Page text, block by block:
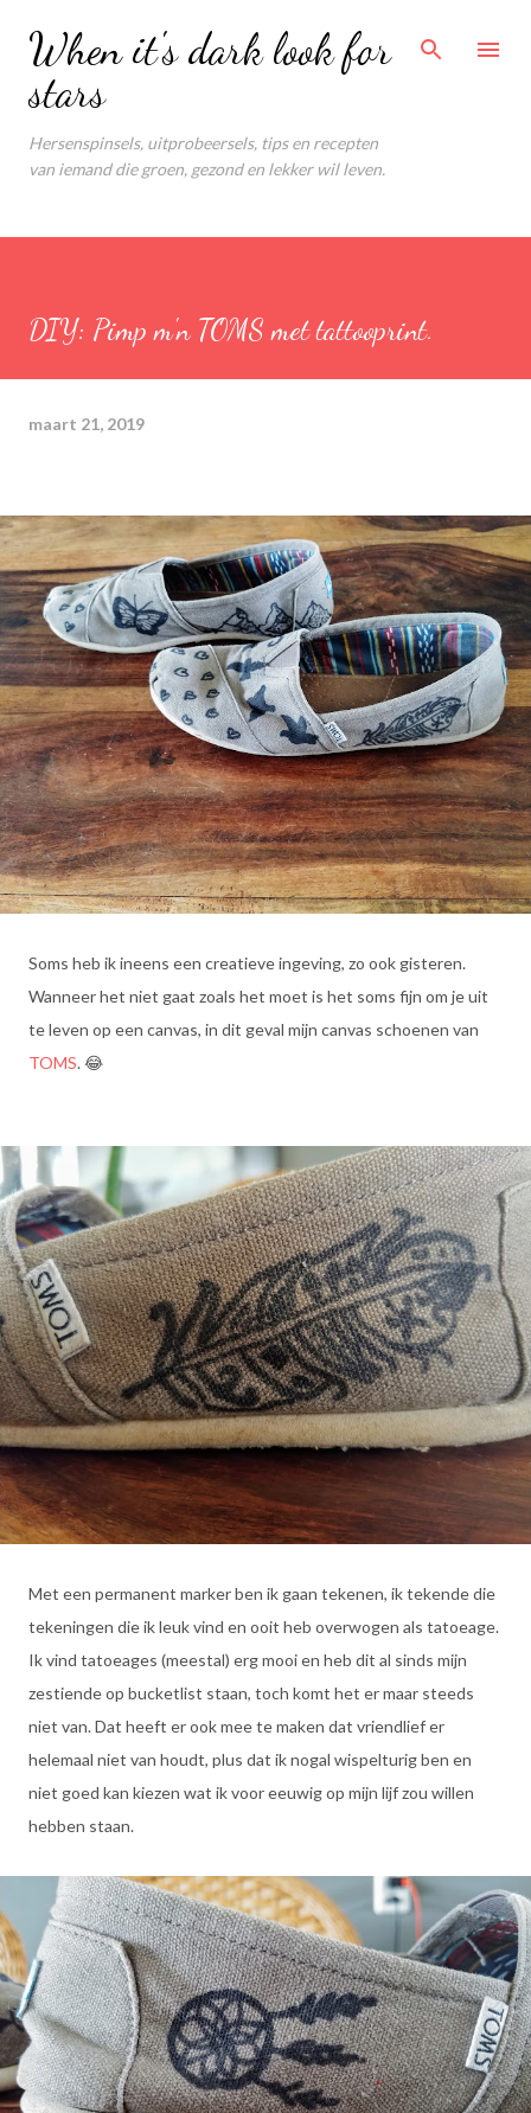
Doorgaan naar hoofdcontent
When it's dark look for
stars
Hersenspinsels, uitprobeersels, tips en recepten
van iemand die groen, gezond en lekker wil leven.
DIY: Pimp m'n TOMS met tattooprint.
maart 21, 2019
Soms heb ik ineens een creatieve ingeving, zo ook gisteren.
Wanneer het niet gaat zoals het moet is het soms fijn om je uit
te leven op een canvas, in dit geval mijn canvas schoenen van
TOMS. 😂
Met een permanent marker ben ik gaan tekenen, ik tekende die
tekeningen die ik leuk vind en ooit heb overwogen als tatoeage.
Ik vind tatoeages (meestal) erg mooi en heb dit al sinds mijn
zestiende op bucketlist staan, toch komt het er maar steeds
niet van. Dat heeft er ook mee te maken dat vriendlief er
helemaal niet van houdt, plus dat ik nogal wispelturig ben en
niet goed kan kiezen wat ik voor eeuwig op mijn lijf zou willen
hebben staan.